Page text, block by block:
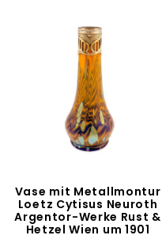
Vase mit Metallmontur
Loetz Cytisus Neuroth
Argentor-Werke Rust &
Hetzel Wien um 1901